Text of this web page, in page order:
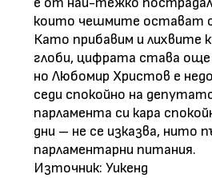
които чешмите остават
Като прибавим и лихвите
глоби, цифрата става
но Любомир Христов е
седи спокойно на
парламента си кара
дни – не се изказва, нито
парламентарни питания.
Източник: Уикенд